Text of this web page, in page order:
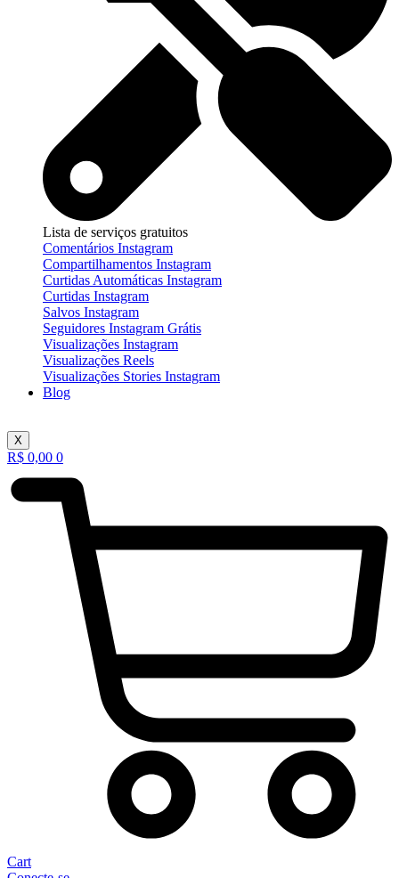
Lista de serviços gratuitos
Comentários Instagram
Compartilhamentos Instagram
Curtidas Automáticas Instagram
Curtidas Instagram
Salvos Instagram
Seguidores Instagram Grátis
Visualizações Instagram
Visualizações Reels
Visualizações Stories Instagram
Blog
X
R$ 0,00 0
Cart